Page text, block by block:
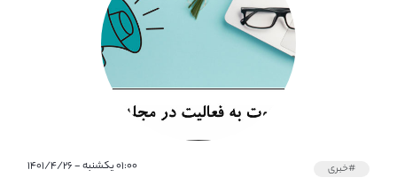
#خبری ۰۱:۰۰ یکشنبه - ۱۴۰۱/۴/۲۶